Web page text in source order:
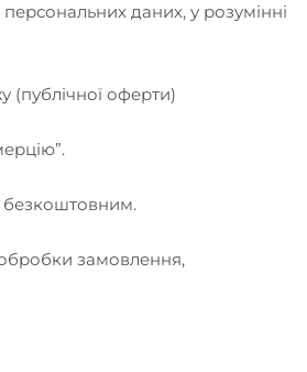
даних, у розумінні
(публічної оферти)
безкоштовним.
замовлення,